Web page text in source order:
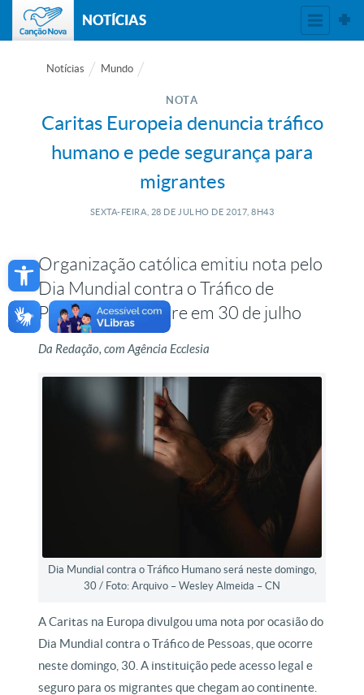
Open toolbar
NOTÍCIAS
Notícias Mundo
NOTA
Caritas Europeia denuncia tráfico
humano e pede segurança para
migrantes
SEXTA-FEIRA, 28 DE JULHO DE 2017, 8H43
Organização católica emitiu nota pelo
Dia Mundial contra o Tráfico de
Pessoas, que ocorre em 30 de julho
Da Redação, com Agência Ecclesia
Dia Mundial contra o Tráfico Humano será neste domingo,
30 / Foto: Arquivo – Wesley Almeida – CN
A Caritas na Europa divulgou uma nota por ocasião do
Dia Mundial contra o Tráfico de Pessoas, que ocorre
neste domingo, 30. A instituição pede acesso legal e
seguro para os migrantes que chegam ao continente.